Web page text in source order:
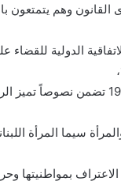
لدى القانون وهم
ان الحكومة اللبنانية أبرمت بالقانون رقم 572
وبما أن قانون الجنسية اللبنانية الصادر
نصوصاً تميز الرجل والمرأة
بمواطنيتها